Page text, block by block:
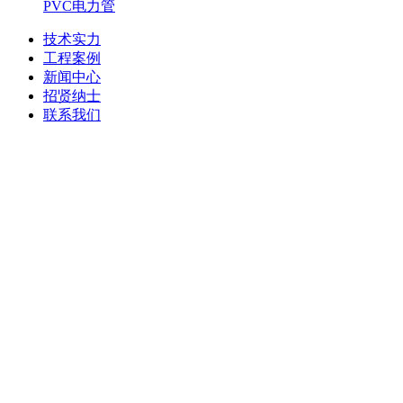
PVC电力管
技术实力
工程案例
新闻中心
招贤纳士
联系我们